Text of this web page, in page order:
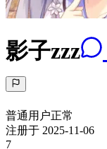
影子zzz
普通用户正常
注册于 2025-11-06
7